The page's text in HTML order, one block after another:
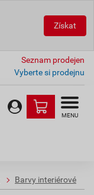
Získat
Seznam prodejen
Vyberte si prodejnu
MENU
Barvy interiérové